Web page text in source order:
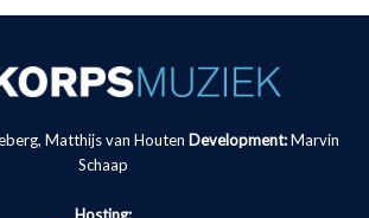
Matthijs van Houten Development: Marvin
Schaap
Hosting: